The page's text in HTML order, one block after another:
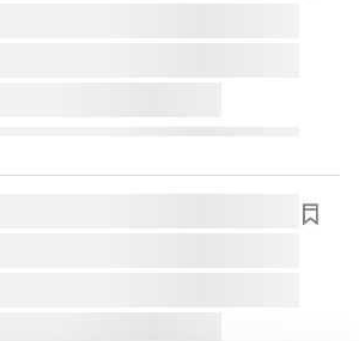
lorem ipsum dolor sit amet ...